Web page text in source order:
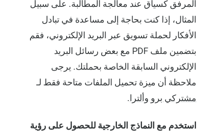
المرفق كسياق عند معالجة المطالبة. على سبيل
المثال، إذا كنت بحاجة إلى مساعدة في تبادل
الأفكار لحملة تسويق عبر البريد الإلكتروني، فقم
بتضمين ملف PDF مع بعض رسائل البريد
الإلكتروني السابقة الخاصة بحملتك. يرجى
ملاحظة أن ميزة تحميل الملفات متاحة فقط لـ
مشتركي برو وألترا.
استخدم مع النماذج الخارجية للحصول على رؤية